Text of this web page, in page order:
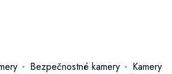
Bezpečnostné kamery
Kamery